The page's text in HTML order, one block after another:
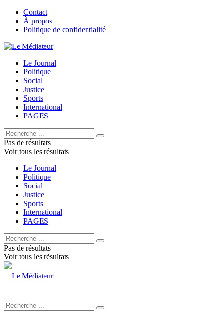
Contact
À propos
Politique de confidentialité
Le Journal
Politique
Social
Justice
Sports
International
PAGES
Pas de résultats
Voir tous les résultats
Le Journal
Politique
Social
Justice
Sports
International
PAGES
Pas de résultats
Voir tous les résultats